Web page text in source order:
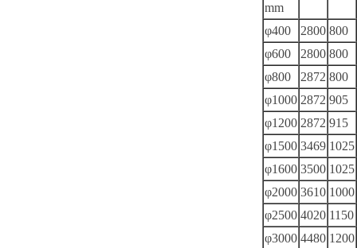
mm
φ400 2800 800
φ600
2800 800
φ800
2872 800
φ1000 2872 905
φ1200 2872 915
φ1500 3469 1025
φ1600 3500 1025
φ2000 3610 1000
φ2500 4020 1150
φ3000 4480 1200